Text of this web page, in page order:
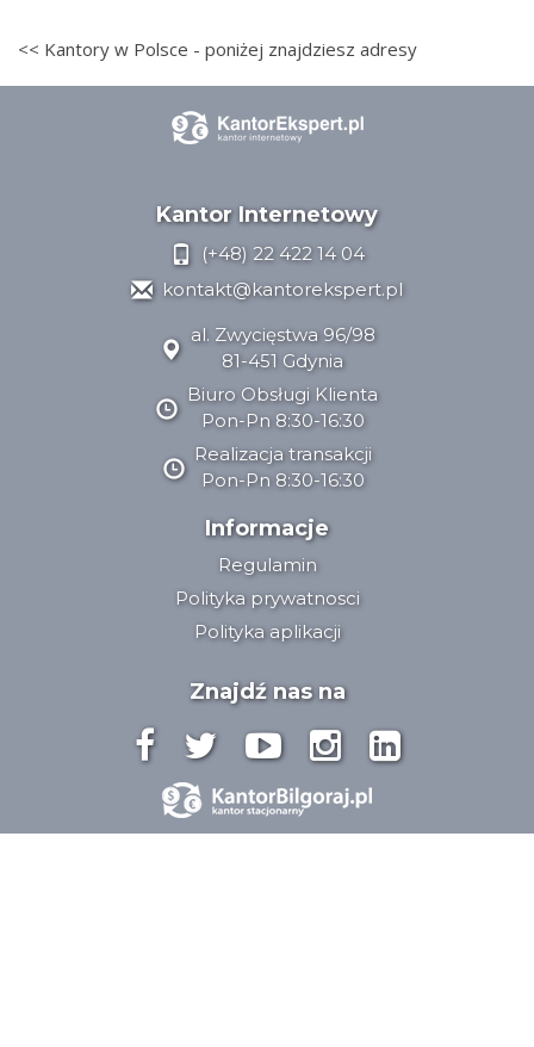
<< Kantory w Polsce - poniżej znajdziesz adresy
Kantor Internetowy
(+48) 22 422 14 04
kontakt@kantorekspert.pl
al. Zwycięstwa 96/98
81-451 Gdynia
Biuro Obsługi Klienta
Pon-Pn 8:30-16:30
Realizacja transakcji
Pon-Pn 8:30-16:30
Informacje
Regulamin
Polityka prywatnosci
Polityka aplikacji
Znajdź nas na